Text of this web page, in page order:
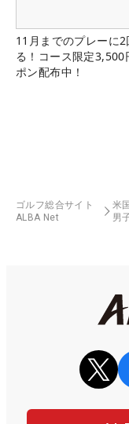
11月までのプレーに2
る！コース限定3,500
ポン配布中！
ゴルフ総合サイト
ALBA Net
米
男